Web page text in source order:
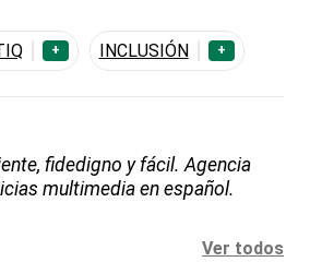
+ INCLUSIÓN +
fidedigno y fácil. Agencia
multimedia en español.
Ver todos